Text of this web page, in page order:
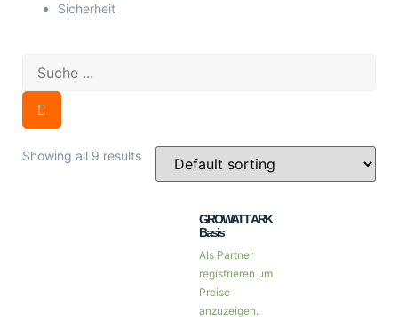
Sicherheit
Showing all 9 results
GROWATT ARK
Basis
Als Partner
registrieren um
Preise
anzuzeigen.